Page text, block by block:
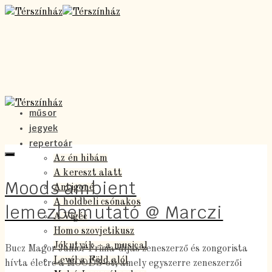
műsor
jegyek
repertoár
Az én hibám
A kereszt alatt
Antigoné
A holdbeli csónakos
A Vigéc
Homo szovjetikusz
Jókutyák – a musical
Levél a Föld alól
Moods ambient
lemezbemutató @ Marczi
Bucz Magor Junior Prima-díjas zeneszerző és zongorista
hívta életre a MOODS-ot, amely egyszerre zeneszerzői